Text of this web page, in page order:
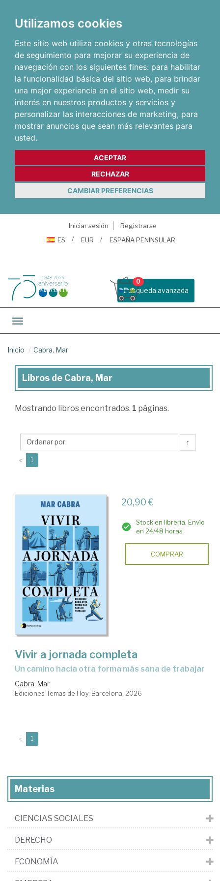
Utilizamos cookies
Este sitio web utiliza cookies y otras tecnologías
de seguimiento para mejorar su experiencia de
navegación con los siguientes fines: para habilitar
la funcionalidad básica del sitio web, para brindar
una mejor experiencia en el sitio web, medir su
interés en nuestros productos y servicios y
personalizar las interacciones de marketing, para
mostrar anuncios que sean más relevantes para
usted.
ACEPTAR
RECHAZAR
CAMBIAR PREFERENCIAS
Iniciar sesión
Registrarse
ES
EUR ESPAÑA PENINSULAR
Busqueda avanzada
0
Toggle navigation
Inicio Cabra, Mar
Libros
Cabra,
Libros de Cabra, Mar
Mostrando libros encontrados. 1 páginas.
↑
« 1
20,90 €
Stock en librería. Envío
en 24/48 horas
COMPRAR
Vivir a jornada completa
Un camino hacia otra forma más sana de trabajar
Cabra, Mar
Ediciones Temas de Hoy. Barcelona, 2026
« 1
Materias
CIENCIAS SOCIALES
DERECHO
ECONOMÍA